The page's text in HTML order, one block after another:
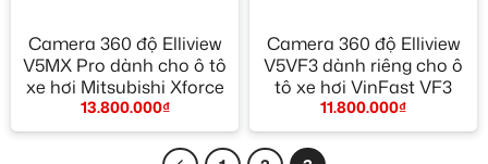
Camera 360 độ Elliview
V5MX Pro dành cho ô tô
xe hơi Mitsubishi Xforce
13.800.000₫
Camera 360 độ Elliview
V5VF3 dành riêng cho ô
tô xe hơi VinFast VF3
11.800.000₫